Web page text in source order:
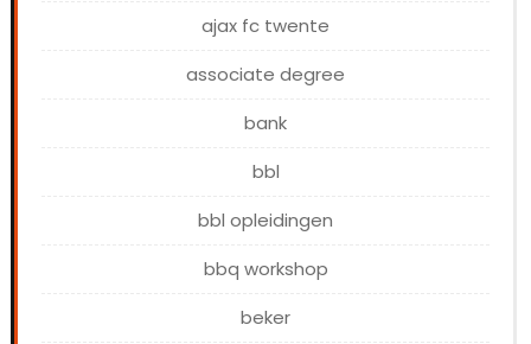
ajax fc twente
associate degree
bank
bbl
bbl opleidingen
bbq workshop
beker